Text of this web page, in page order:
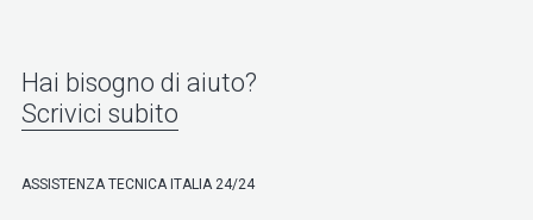
Hai bisogno di aiuto?
Scrivici subito
ASSISTENZA TECNICA ITALIA 24/24